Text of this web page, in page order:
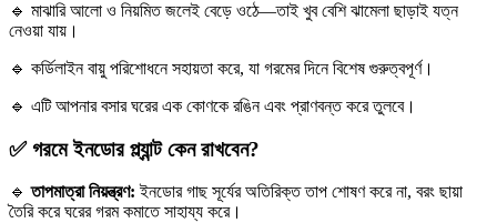
🔹 মাঝারি আলো ও নিয়মিত জলেই বেড়ে ওঠে—তাই খুব বেশি ঝামেলা ছাড়াই যত্ন
নেওয়া যায়।
🔹 কর্ডিলাইন বায়ু পরিশোধনে সহায়তা করে, যা গরমের দিনে বিশেষ গুরুত্বপূর্ণ।
🔹 এটি আপনার বসার ঘরের এক কোণকে রঙিন এবং প্রাণবন্ত করে তুলবে।
✅গরমে ইনডোর প্ল্যান্ট কেন রাখবেন?
🔹তাপমাত্রা নিয়ন্ত্রণ: ইনডোর গাছ সূর্যের অতিরিক্ত তাপ শোষণ করে না, বরং ছায়া
তৈরি করে ঘরের গরম কমাতে সাহায্য করে।